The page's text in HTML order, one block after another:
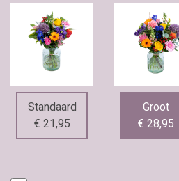
Standaard
€ 21,95
Groot
€ 28,95